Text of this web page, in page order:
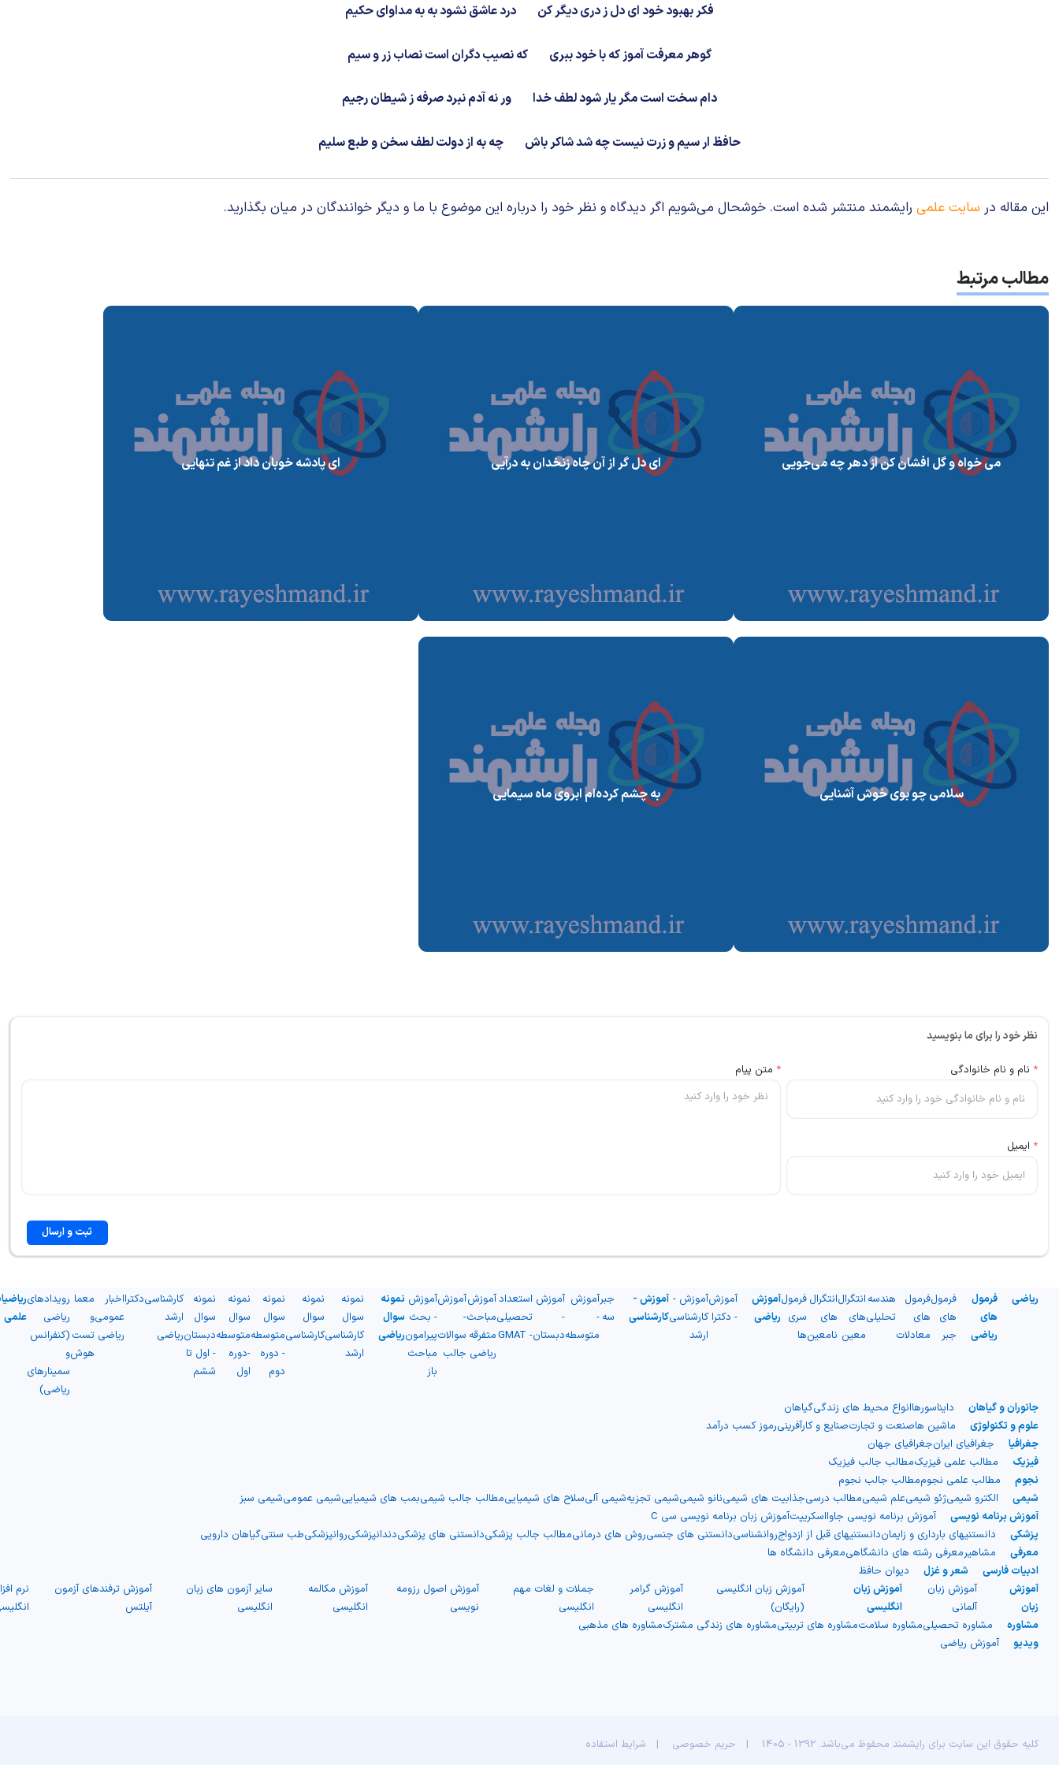
فکر بهبود خود ای دل ز دری دیگر کن درد عاشق نشود به به مداوای حکیم
گوهر معرفت آموز که با خود ببری که نصیب دگران است نصاب زر و سیم
دام سخت است مگر یار شود لطف خدا ور نه آدم نبرد صرفه ز شیطان رجیم
حافظ ار سیم و زرت نیست چه شد شاکر باش چه به از دولت لطف سخن و طبع سلیم
این مقاله در سایت علمی رایشمند منتشر شده است. خوشحال می‌شویم اگر دیدگاه و نظر خود را درباره این موضوع با ما و دیگر خوانندگان در میان بگذارید.
مطالب مرتبط
می خواه و گل افشان کن از دهر چه می‌جویی ای دل گر از آن چاه زنخدان به درآیی ای پادشه خوبان داد از غم تنهایی
سلامی چو بوی خوش آشنایی به چشم کرده‌ام ابروی ماه سیمایی
نظر خود را برای ما بنویسید
* نام و نام خانوادگی
* ایمیل
* متن پیام
ثبت و ارسال
ریاضی
فرمول
های
ریاضی
فرمول
های
جبر
فرمول
های
معادلات
هندسه
تحلیلی
انتگرال
های
معین
انتگرال
های
نامعین
فرمول
سری
ها
آموزش
ریاضی
آموزش
- دکترا
آموزش -
کارشناسی
ارشد
آموزش -
کارشناسی
جبر
سه
آموزش
-
متوسطه
آموزش
-
دبستان
استعداد
تحصیلی
- GMAT
آموزش
مباحث
متفرقه
ریاضی
آموزش
-
سوالات
جالب
آموزش
- بحث
پیرامون
مباحث
باز
نمونه
سوال
ریاضی
نمونه
سوال
کارشناسی
ارشد
نمونه
سوال
کارشناسی
نمونه
سوال
متوسطه
- دوره
دوم
نمونه
سوال
متوسطه
-دوره
اول
نمونه
سوال
دبستان
- اول تا
ششم
کارشناسی
ارشد
ریاضی
دکترااخبار
عمومی
ریاضی
معما
و
تست
هوش
رویدادهای
ریاضی
(کنفرانس
و
سمینارهای
ریاضی)
علمی
جانوران و گیاهان دایناسورهاانواع محیط های زندگیگیاهان
علوم و تکنولوژی
ماشین هاصنعت و تجارتصنایع و کارآفرینیرموز کسب درآمد
جغرافیا
جغرافیای ایرانجغرافیای جهان
فیزیک
مطالب علمی فیزیکمطالب جالب فیزیک
نجوم
مطالب علمی نجوممطالب جالب نجوم
شیمی
الکترو شیمیژئو شیمیعلم شیمیمطالب درسیجذابیت های شیمینانو شیمیشیمی تجزیهشیمی آلیسلاح های شیمیاییمطالب جالب شیمیبمب های شیمیاییشیمی عمومیشیمی سبز
آموزش برنامه نویسی
آموزش برنامه نویسی جاوااسکریپتآموزش زبان برنامه نویسی سی C
پزشکی
دانستنیهای بارداری و زایماندانستنیهای قبل از ازدواجروانشناسیدانستنی های جنسیروش های درمانیمطالب جالب پزشکیدانستنی های پزشکیدندانپزشکیروانپزشکیطب سنتیگیاهان دارویی
معرفی
مشاهیرمعرفی رشته های دانشگاهیمعرفی دانشگاه ها
ادبیات فارسی
شعر و غزل
دیوان حافظ
آموزش
زبان
آموزش زبان
آلمانی
آموزش زبان
انگلیسی
آموزش زبان انگلیسی
(رایگان)
آموزش گرامر
انگلیسی
جملات و لغات مهم
انگلیسی
آموزش اصول رزومه
نویسی
آموزش مکالمه
انگلیسی
سایر آزمون های زبان
انگلیسی
آموزش ترفندهای آزمون
آیلتس
نرم
مشاوره
مشاوره تحصیلیمشاوره سلامتمشاوره های تربیتیمشاوره های زندگی مشترکمشاوره های مذهبی
ویدیو
آموزش ریاضی
کلیه حقوق این سایت برای رایشمند محفوظ می‌باشد. 1392 - 1405 | حریم خصوصی | شرایط استفاده